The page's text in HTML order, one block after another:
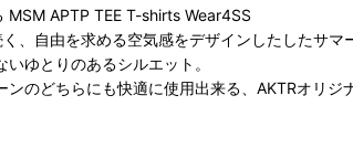
APTP TEE T-shirts Wear4SS
、自由を求める空気感をデザインしたしたサ
ゆとりのあるシルエット。
のどちらにも快適に使用出来る、AKTRオリジ